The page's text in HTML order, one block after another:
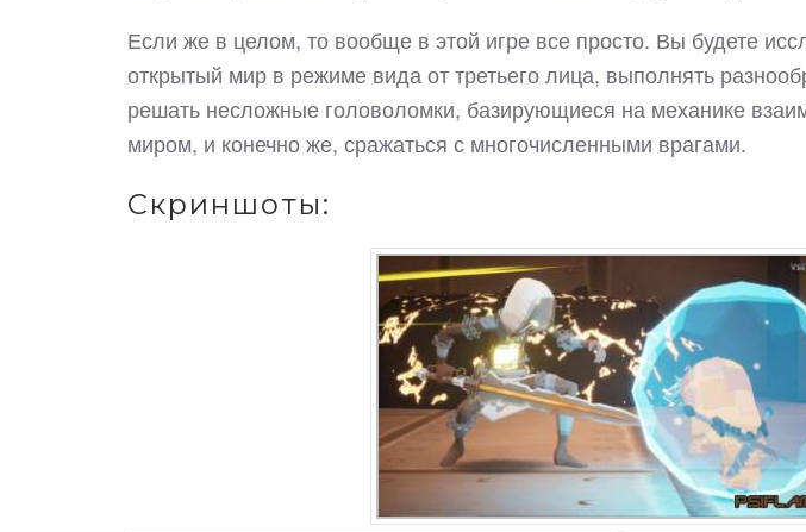
Если же в целом, то вообще в этой игре все просто. Вы будете
открытый мир в режиме вида от третьего лица, выполнять
решать несложные головоломки, базирующиеся на механике
миром, и конечно же, сражаться с многочисленными врагами.
Скриншоты: